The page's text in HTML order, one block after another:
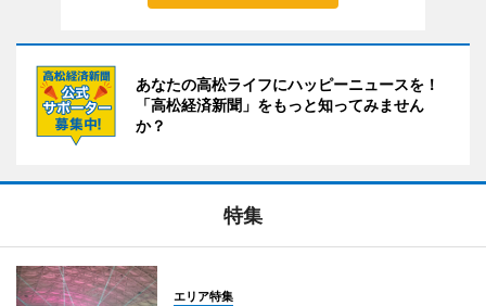
あなたの高松ライフにハッピーニュースを！
「高松経済新聞」をもっと知ってみません
か？
特集
エリア特集